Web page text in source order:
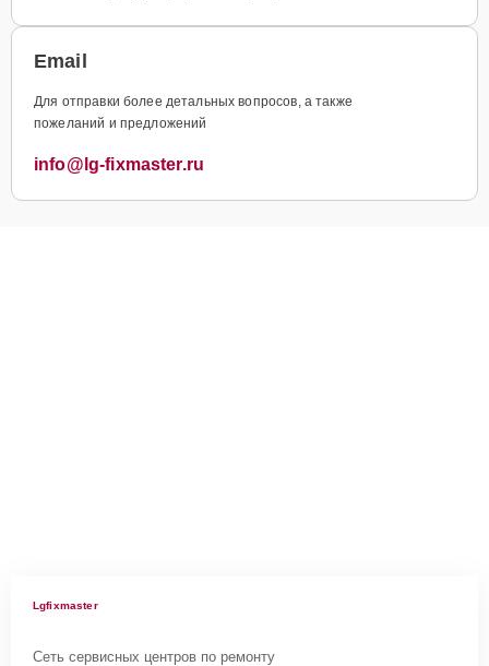
Email
Для отправки более детальных вопросов, а также
пожеланий и предложений
info@lg-fixmaster.ru
Lgfixmaster
Сеть сервисных центров по ремонту